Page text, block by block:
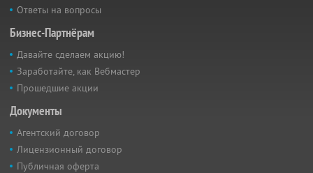
Ответы на вопросы
Бизнес-Партнёрам
Давайте сделаем акцию!
Заработайте, как Вебмастер
Прошедшие акции
Документы
Агентский договор
Лицензионный договор
Публичная оферта